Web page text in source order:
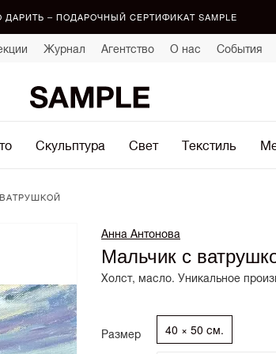
– ПОДАРОЧНЫЙ СЕРТИФИКАТ SAMPLE
Журнал Агентство О нас События
Скульптура Свет Текстиль
Анна Антонова
Мальчик с
Холст, масло. Уникальное
Размер 40 × 50 см.